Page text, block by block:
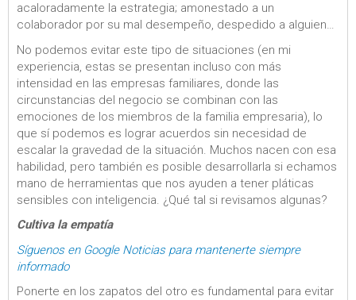
acaloradamente la estrategia; amonestado a un
colaborador por su mal desempeño, despedido a alguien…
No podemos evitar este tipo de situaciones (en mi
experiencia, estas se presentan incluso con más
intensidad en las empresas familiares, donde las
circunstancias del negocio se combinan con las
emociones de los miembros de la familia empresaria), lo
que sí podemos es lograr acuerdos sin necesidad de
escalar la gravedad de la situación. Muchos nacen con esa
habilidad, pero también es posible desarrollarla si echamos
mano de herramientas que nos ayuden a tener pláticas
sensibles con inteligencia. ¿Qué tal si revisamos algunas?
Cultiva la empatía
Síguenos en Google Noticias para mantenerte siempre
informado
Ponerte en los zapatos del otro es fundamental para evitar